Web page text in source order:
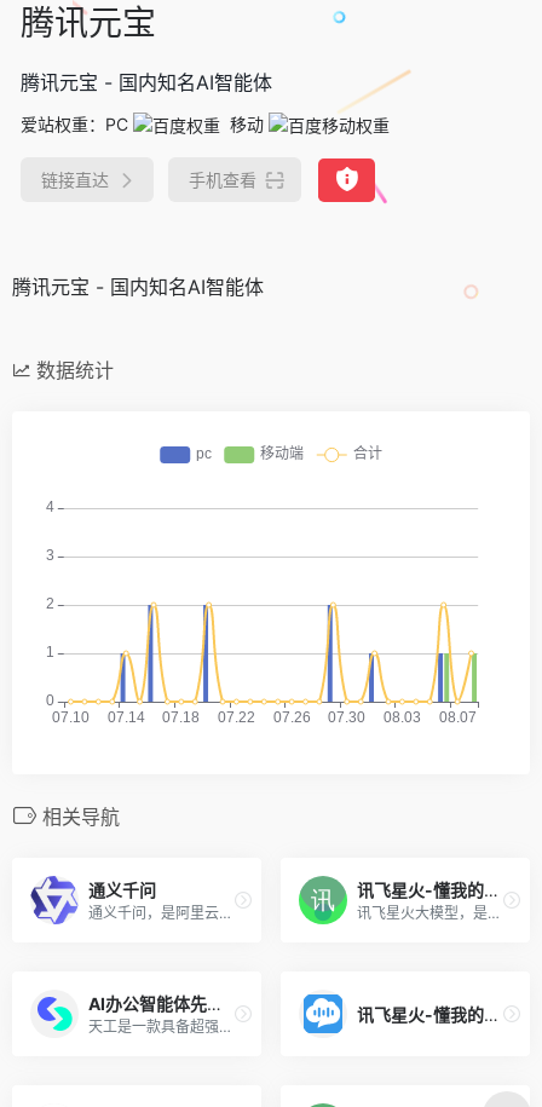
腾讯元宝
腾讯元宝 - 国内知名AI智能体
爱站权重： PC 移动
链接直达 手机查看
腾讯元宝 - 国内知名AI智能体
数据统计
相关导航
通义千问
通义千问，是阿里云推出的一个超大规模的语言模型，功能包括多轮对话、文案创作、逻辑推理、多模态理解、多语言支持。能够跟人类进行多轮的交互，也融入了多模态的知识理解，且有文案创作能力，能够续写小说，编写邮件等。
讯飞星火-懂我的AI助手
讯飞星火大模型，是由科大讯飞推出的新一代认知智能大模型，拥有跨领域的知识和语言理解能力，能够基于自然对话方式理解与执行任务，提供语言理解、知识问答、逻辑推理、数学题解答、代码理解与编写等多种能力。
AI办公智能体先行者
天工是一款具备超强DeepResearch能力的超级智能体，通过丰富多样的专业skill，让AI深度研究，一键生成AI文档、AI PPT、AI表格，高效应对各类办公、学习场景；也支持网页html、图像、视频、有声书、绘本等多种形式的创意内容创作，激发无限灵感。 天工融合先进的多模态理解与深度检索分析技术，一问即得科研级、专业级、咨询级的高质量结果，帮助你摆脱繁琐事务，显著提升效率。 无论你是职场白领、科研人员、大学生、研究生，还是自媒体KOL，天工都将是你值得信赖的智能伙伴，助你专注思考、释放创造力。
讯飞星火-懂我的AI助手